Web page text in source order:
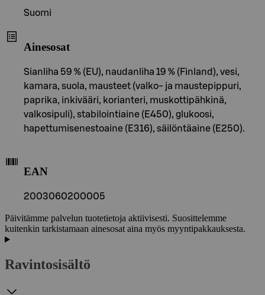
Suomi
Ainesosat
Sianliha 59 % (EU), naudanliha 19 % (Finland), vesi,
kamara, suola, mausteet (valko- ja maustepippuri,
paprika, inkivääri, korianteri, muskottipähkinä,
valkosipuli), stabilointiaine (E450), glukoosi,
hapettumisenestoaine (E316), säilöntäaine (E250).
EAN
2003060200005
Päivitämme palvelun tuotetietoja aktiivisesti. Suosittelemme
kuitenkin tarkistamaan ainesosat aina myös myyntipakkauksesta.
Ravintosisältö